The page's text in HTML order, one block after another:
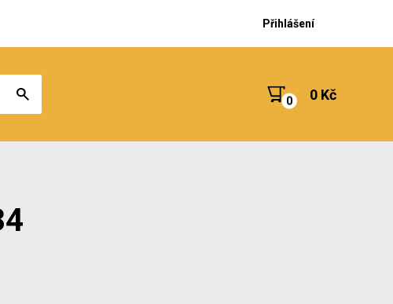
Přihlášení
0 Kč